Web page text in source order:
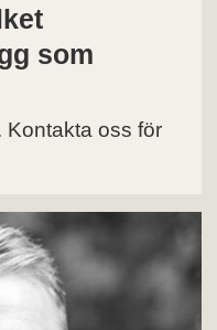
som
Kontakta oss för